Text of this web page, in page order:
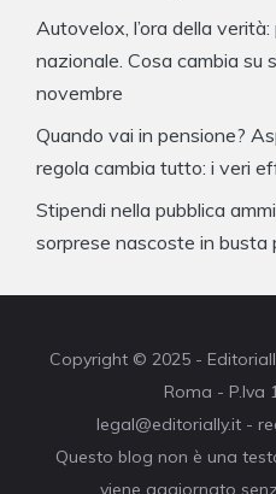
Autovelox, l’ora della
nazionale. Cosa cambia su
novembre
Quando vai in pensione?
regola cambia tutto: i veri
Stipendi nella pubblica
sorprese nascoste in busta
Copyright © 2025 -
Roma - P.Iva
legal@editorially.it -
Questo blog non è una